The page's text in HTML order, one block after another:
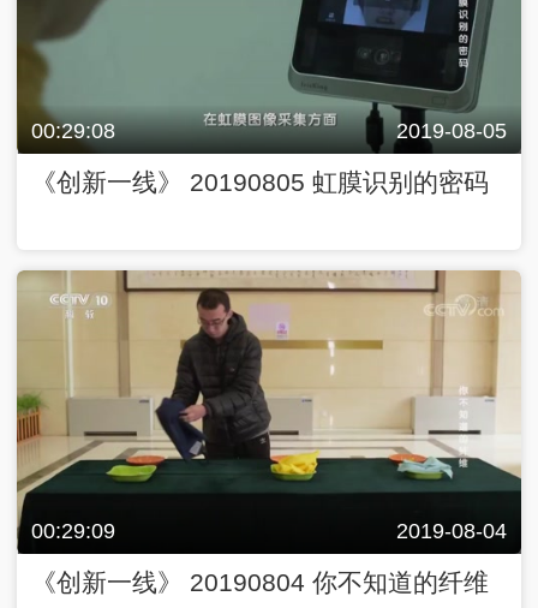
00:29:08 2019-08-05
《创新一线》 20190805 虹膜识别的密码
00:29:09 2019-08-04
《创新一线》 20190804 你不知道的纤维